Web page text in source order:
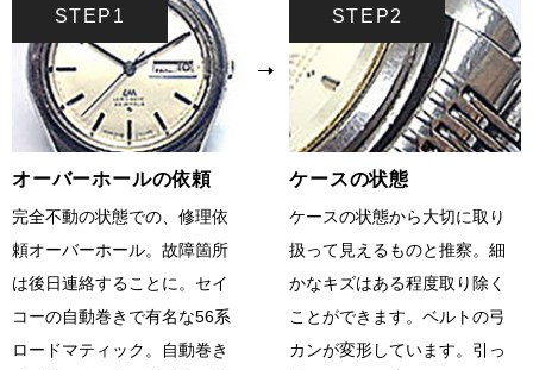
STEP1
オーバーホールの依頼
完全不動の状態での、修理依
頼オーバーホール。故障箇所
は後日連絡することに。セイ
コーの自動巻きで有名な56系
ロードマティック。自動巻き
STEP2
ケースの状態
ケースの状態から大切に取り
扱って見えるものと推察。細
かなキズはある程度取り除く
ことができます。ベルトの弓
カンが変形しています。引っ